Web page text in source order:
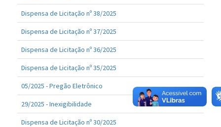
Dispensa de Licitação nº 38/2025
Dispensa de Licitação nº 37/2025
Dispensa de Licitação nº 36/2025
Dispensa de Licitação nº 35/2025
05/2025 - Pregão Eletrônico
29/2025 - Inexigibilidade
Dispensa de Licitação nº 30/2025